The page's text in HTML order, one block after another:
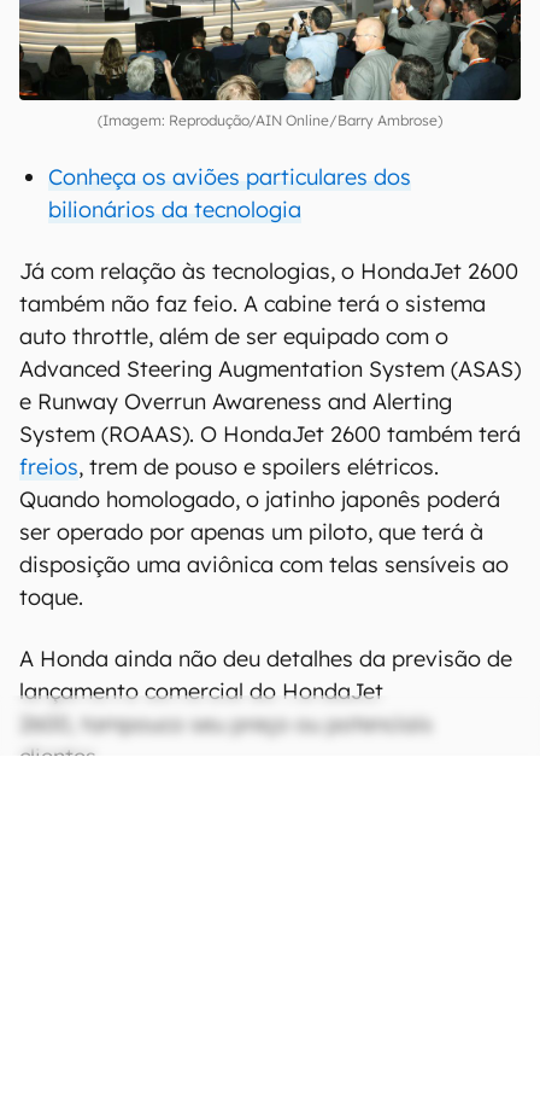
(Imagem: Reprodução/AIN Online/Barry Ambrose)
Conheça os aviões particulares dos
bilionários da tecnologia
Já com relação às tecnologias, o HondaJet 2600
também não faz feio. A cabine terá o sistema
auto throttle, além de ser equipado com o
Advanced Steering Augmentation System (ASAS)
e Runway Overrun Awareness and Alerting
System (ROAAS). O HondaJet 2600 também terá
freios, trem de pouso e spoilers elétricos.
Quando homologado, o jatinho japonês poderá
ser operado por apenas um piloto, que terá à
disposição uma aviônica com telas sensíveis ao
toque.
A Honda ainda não deu detalhes da previsão de
lançamento comercial do HondaJet
2600, tampouco seu preço ou potenciais
clientes.